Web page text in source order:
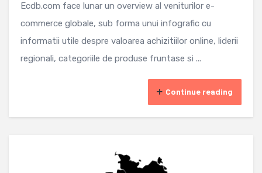
Ecdb.com face lunar un overview al veniturilor e-
commerce globale, sub forma unui infografic cu
informatii utile despre valoarea achizitiilor online, liderii
regionali, categoriile de produse fruntase si ...
Continue reading